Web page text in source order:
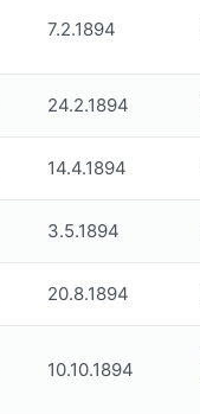
7.2.1894
24.2.1894
14.4.1894
3.5.1894
20.8.1894
10.10.1894